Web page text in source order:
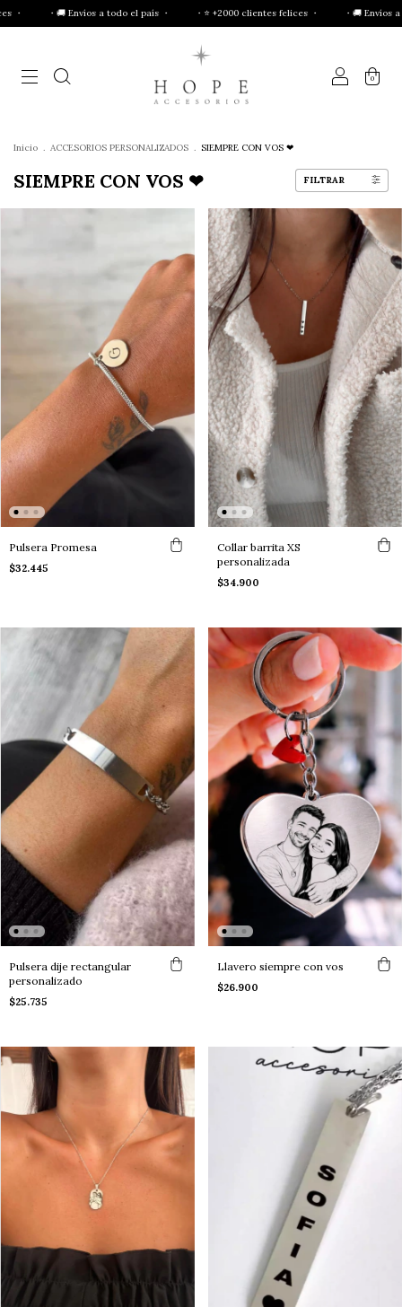
・ ・⭐ +2000 clientes felices ・ ・🚚 Envíos a todo el país ・ ・⭐
0
Inicio . ACCESORIOS PERSONALIZADOS . SIEMPRE CON VOS ❤
SIEMPRE CON VOS ❤ FILTRAR
Pulsera Promesa
$32.445
Collar barrita XS
personalizada
$34.900
Pulsera dije rectangular
personalizado
$25.735
Llavero siempre con vos
$26.900